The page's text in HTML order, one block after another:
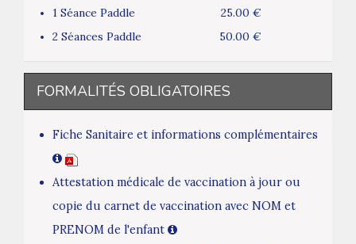
1 Séance Paddle
25.00 €
2 Séances Paddle
50.00 €
FORMALITÉS OBLIGATOIRES
Fiche Sanitaire et informations complémentaires
Attestation médicale de vaccination à jour ou
copie du carnet de vaccination avec NOM et
PRENOM de l'enfant